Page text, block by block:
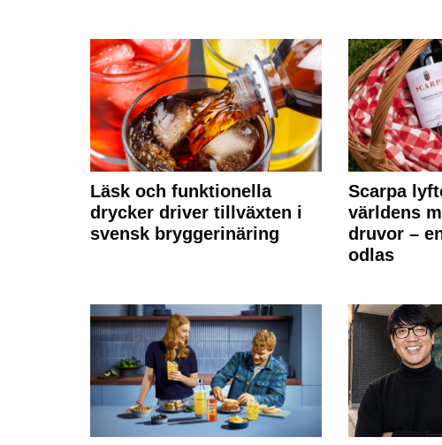
Läsk och funktionella
drycker driver tillväxten i
svensk bryggerinäring
Scarpa
världens
druvor –
odlas